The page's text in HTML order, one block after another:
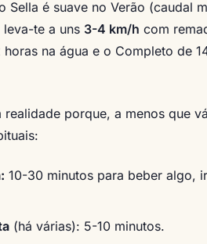
Sella é suave no Verão (caudal
te a uns 3-4 km/h com
na água e o Completo de
realidade porque, a menos que
10-30 minutos para beber algo,
(há várias): 5-10 minutos.